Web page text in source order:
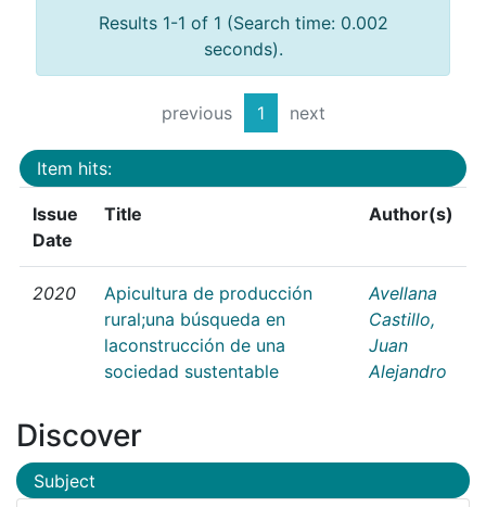
Results 1-1 of 1 (Search time: 0.002
seconds).
previous 1 next
Item hits:
Issue
Date
Title Author(s)
2020
Apicultura de producción
rural;una búsqueda en
laconstrucción de una
sociedad sustentable
Avellana
Castillo,
Juan
Alejandro
Discover
Subject